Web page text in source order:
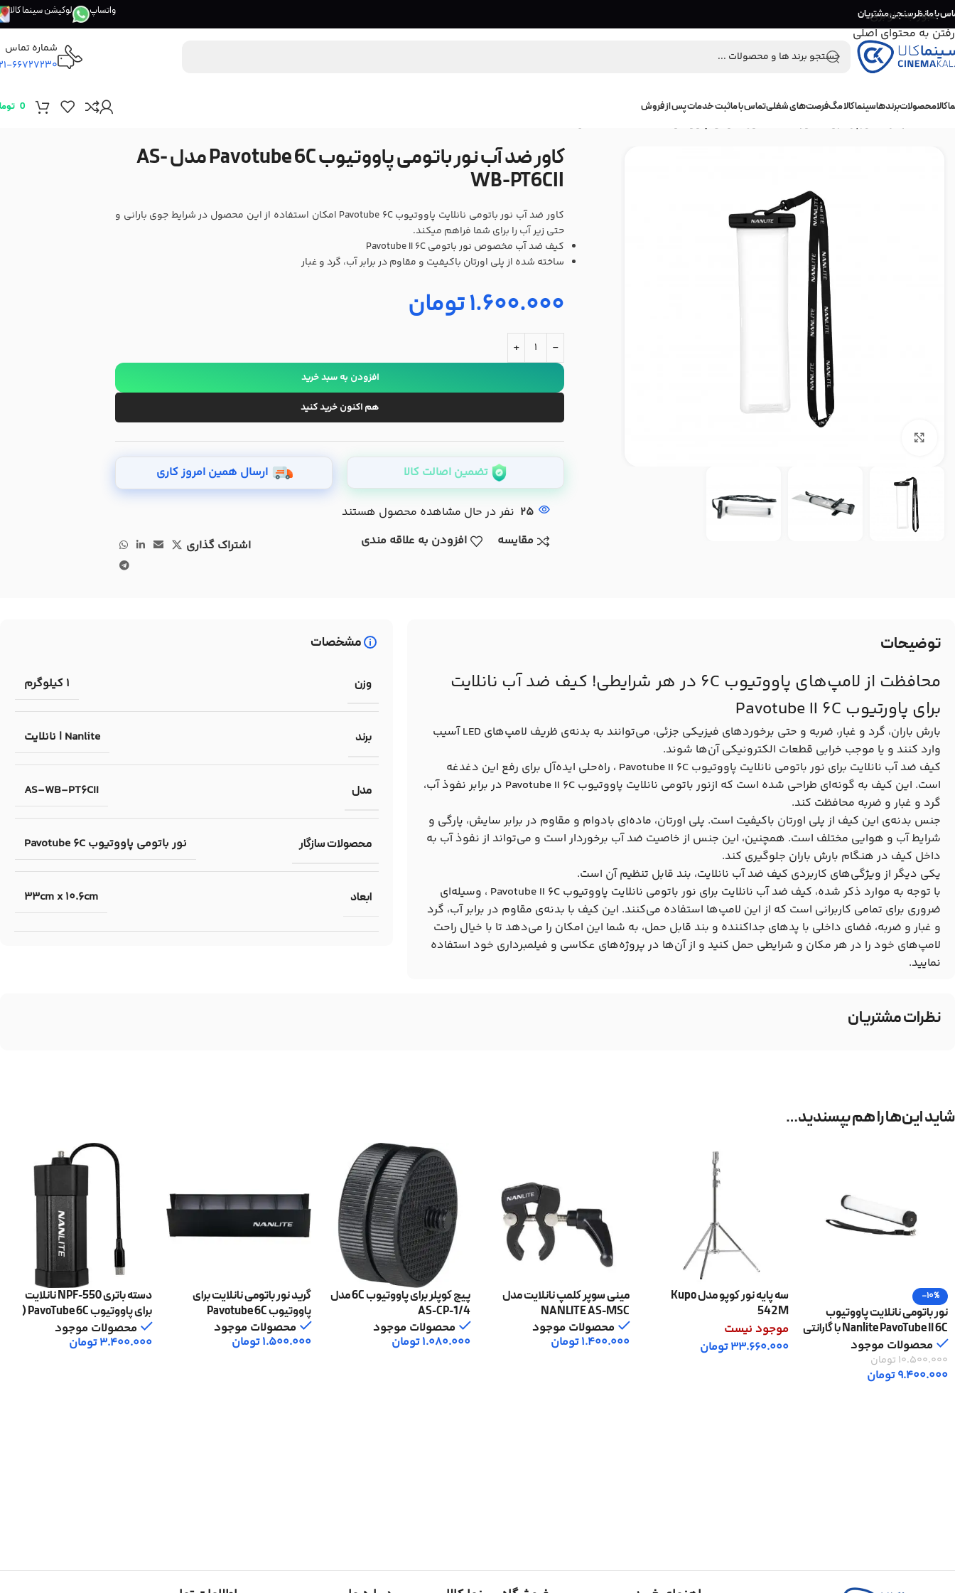
عبور به ناوبری
رفتن به محتوای اصلی
با مانظرسنجی مشتریان واتساپ لوکیشن سینما کالا
شماره تماس
66727230
کالامحصولاتبرندهاسینما کالا مگفرصت‌های شغلیتماس با ماثبت خدمات پس از فروش 0
کاور ضد آب نور باتومی پاووتیوب Pavotube 6C مدل AS-
WB-PT6CII
کاور ضد آب نور باتومی نانلایت پاووتیوب Pavotube 6C امکان استفاده از این محصول در شرایط جوی بارانی و
حتی زیر آب را برای شما فراهم میکند.
کیف ضد آب مخصوص نور باتومی Pavotube II 6C
ساخته شده از پلی اورتان باکیفیت و مقاوم در برابر آب، گرد و غبار
1.600.000تومان
-
+
افزودن به سبد خرید
هم اکنون خرید کنید
تضمین اصالت کالا ارسال همین امروز کاری
25 نفر در حال مشاهده محصول هستند
مقایسه
افزودن به علاقه مندی اشتراک گذاری
توضیحات
محافظت از لامپ‌های پاووتیوب 6C در هر شرایطی! کیف ضد آب نانلایت
برای پاورتیوب Pavotube II 6C
بارش باران، گرد و غبار، ضربه و حتی برخوردهای فیزیکی جزئی، می‌توانند به بدنه‌ی ظریف لامپ‌های LED آسیب
وارد کنند و یا موجب خرابی قطعات الکترونیکی آن‌ها شوند.
کیف ضد آب نانلایت برای نور باتومی نانلایت پاووتیوب Pavotube II 6C ، راه‌حلی ایده‌آل برای رفع این دغدغه
است. این کیف به گونه‌ای طراحی شده است که ازنور باتومی نانلایت پاووتیوب Pavotube II 6C در برابر نفوذ آب،
گرد و غبار و ضربه محافظت کند.
جنس بدنه‌ی این کیف از پلی اورتان باکیفیت است. پلی اورتان، ماده‌ای بادوام و مقاوم در برابر سایش، پارگی و
شرایط آب و هوایی مختلف است. همچنین، این جنس از خاصیت ضد آب برخوردار است و می‌تواند از نفوذ آب به
داخل کیف در هنگام بارش باران جلوگیری کند.
یکی دیگر از ویژگی‌های کاربردی کیف ضد آب نانلایت، بند قابل تنظیم آن است.
با توجه به موارد ذکر شده، کیف ضد آب نانلایت برای نور باتومی نانلایت پاووتیوب Pavotube II 6C ، وسیله‌ای
ضروری برای تمامی کاربرانی است که از این لامپ‌ها استفاده می‌کنند. این کیف با بدنه‌ی مقاوم در برابر آب، گرد
و غبار و ضربه، فضای داخلی با پدهای جداکننده و بند قابل حمل، به شما این امکان را می‌دهد تا با خیال راحت
لامپ‌های خود را در هر مکان و شرایطی حمل کنید و از آن‌ها در پروژه‌های عکاسی و فیلمبرداری خود استفاده
نمایید.
مشخصات
وزن 1 کیلوگرم
برند Nanlite | نانلایت
مدل AS-WB-PT6CII
محصولات سازگار نور باتومی پاووتیوب Pavotube 6C
ابعاد 33cm x 10.6cm
نظرات مشتریان
شاید این‌ها را هم بپسندید…
-10%
نور باتومی نانلایت پاووتیوب
Nanlite PavoTube II 6C با گارانتی
اصلیمحصولات موجود
10.500.000 تومان
9.400.000تومان
سه پایه نور کوپو مدل Kupo
542M
موجود نیست
33.660.000تومان
مینی سوپر کلمپ نانلایت مدل
NANLITE AS-MSC
محصولات موجود
1.400.000تومان
پیچ کوپلر برای پاووتیوب 6C مدل
AS-CP-1/4
محصولات موجود
1.080.000تومان
گرید نور باتومی نانلایت برای
پاووتیوب Pavotube 6C
محصولات موجود
1.500.000تومان
دسته باتری NPF-550 نانلایت
برای پاووتیوب PavoTube 6C (
بدون باتری )
محصولات موجود
3.400.000تومان